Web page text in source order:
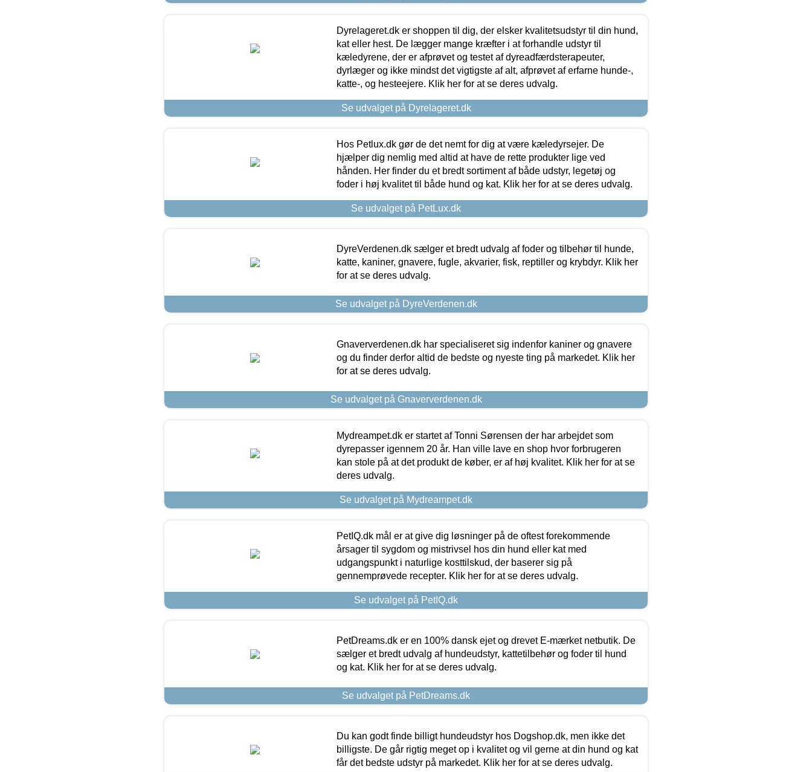
Dyrelageret.dk er shoppen til dig, der elsker kvalitetsudstyr til din hund,
kat eller hest. De lægger mange kræfter i at forhandle udstyr til
kæledyrene, der er afprøvet og testet af dyreadfærdsterapeuter,
dyrlæger og ikke mindst det vigtigste af alt, afprøvet af erfarne hunde-,
katte-, og hesteejere. Klik her for at se deres udvalg.
Se udvalget på Dyrelageret.dk
Hos Petlux.dk gør de det nemt for dig at være kæledyrsejer. De
hjælper dig nemlig med altid at have de rette produkter lige ved
hånden. Her finder du et bredt sortiment af både udstyr, legetøj og
foder i høj kvalitet til både hund og kat. Klik her for at se deres udvalg.
Se udvalget på PetLux.dk
DyreVerdenen.dk sælger et bredt udvalg af foder og tilbehør til hunde,
katte, kaniner, gnavere, fugle, akvarier, fisk, reptiller og krybdyr. Klik her
for at se deres udvalg.
Se udvalget på DyreVerdenen.dk
Gnaververdenen.dk har specialiseret sig indenfor kaniner og gnavere
og du finder derfor altid de bedste og nyeste ting på markedet. Klik her
for at se deres udvalg.
Se udvalget på Gnaververdenen.dk
Mydreampet.dk er startet af Tonni Sørensen der har arbejdet som
dyrepasser igennem 20 år. Han ville lave en shop hvor forbrugeren
kan stole på at det produkt de køber, er af høj kvalitet. Klik her for at se
deres udvalg.
Se udvalget på Mydreampet.dk
PetIQ.dk mål er at give dig løsninger på de oftest forekommende
årsager til sygdom og mistrivsel hos din hund eller kat med
udgangspunkt i naturlige kosttilskud, der baserer sig på
gennemprøvede recepter. Klik her for at se deres udvalg.
Se udvalget på PetIQ.dk
PetDreams.dk er en 100% dansk ejet og drevet E-mærket netbutik. De
sælger et bredt udvalg af hundeudstyr, kattetilbehør og foder til hund
og kat. Klik her for at se deres udvalg.
Se udvalget på PetDreams.dk
Du kan godt finde billigt hundeudstyr hos Dogshop.dk, men ikke det
billigste. De går rigtig meget op i kvalitet og vil gerne at din hund og kat
får det bedste udstyr på markedet. Klik her for at se deres udvalg.